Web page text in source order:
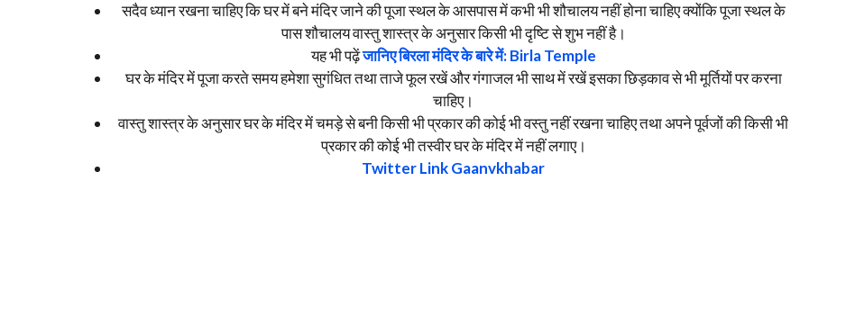
सदैव ध्यान रखना चाहिए कि घर में बने मंदिर जाने की पूजा स्थल के आसपास में कभी भी शौचालय नहीं होना चाहिए क्योंकि पूजा स्थल के
पास शौचालय वास्तु शास्त्र के अनुसार किसी भी दृष्टि से शुभ नहीं है।
यह भी पढ़ेंजानिए बिरला मंदिर के बारे में: Birla Temple
घर के मंदिर में पूजा करते समय हमेशा सुगंधित तथा ताजे फूल रखें और गंगाजल भी साथ में रखें इसका छिड़काव से भी मूर्तियों पर करना
चाहिए।
वास्तु शास्त्र के अनुसार घर के मंदिर में चमड़े से बनी किसी भी प्रकार की कोई भी वस्तु नहीं रखना चाहिए तथा अपने पूर्वजों की किसी भी
प्रकार की कोई भी तस्वीर घर के मंदिर में नहीं लगाए।
Twitter Link Gaanvkhabar